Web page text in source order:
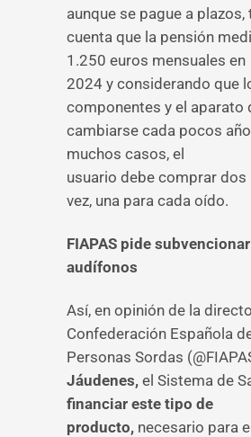
aunque se pague a plazos,
cuenta que la pensión
1.250 euros mensuales en
2024 y considerando que
componentes y el aparato
cambiarse cada pocos
muchos casos, el
usuario debe comprar dos
vez, una para cada oído.
FIAPAS pide
audífonos
Así, en opinión de la
Confederación Española
Personas Sordas
Jáudenes, el Sistema de
financiar este tipo de
producto, necesario para